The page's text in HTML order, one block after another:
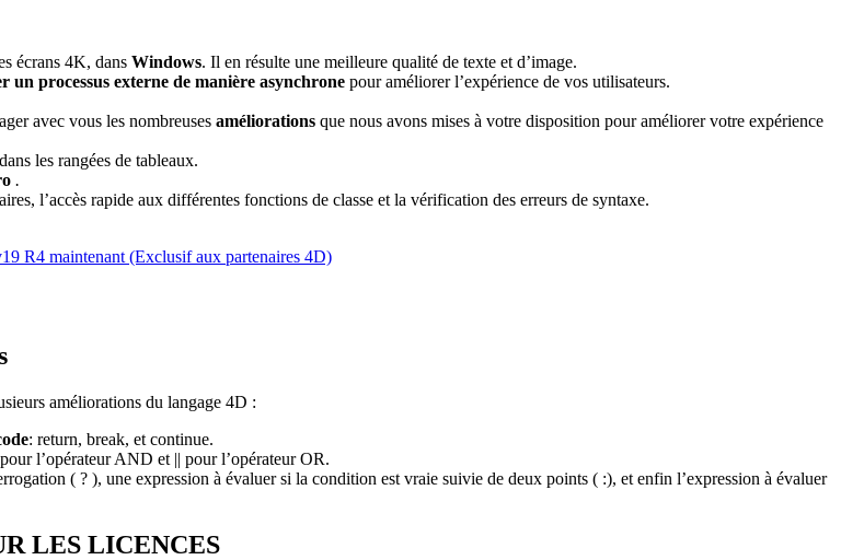
écrans 4K, dans Windows. Il en résulte une meilleure qualité de texte et d’image.
un processus externe de manière asynchrone pour améliorer l’expérience de vos utilisateurs.
avec vous les nombreuses améliorations que nous avons mises à votre disposition pour améliorer votre expérience
les rangées de tableaux.
.
l’accès rapide aux différentes fonctions de classe et la vérification des erreurs de syntaxe.
R4 maintenant (Exclusif aux partenaires 4D)
améliorations du langage 4D :
: return, break, et continue.
l’opérateur AND et || pour l’opérateur OR.
( ? ), une expression à évaluer si la condition est vraie suivie de deux points ( :), et enfin l’expression à évaluer
LES LICENCES